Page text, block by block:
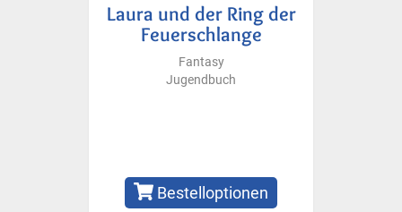
Laura und der Ring der
Feuerschlange
Fantasy
Jugendbuch
Bestelloptionen